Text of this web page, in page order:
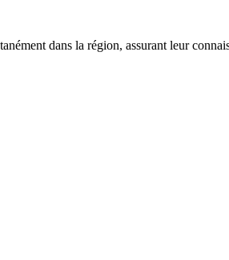
dans la région, assurant leur